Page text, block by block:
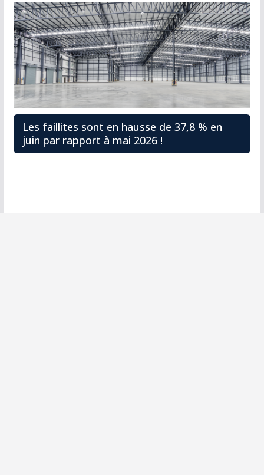
Les faillites sont en hausse de 37,8 % en
juin par rapport à mai 2026 !